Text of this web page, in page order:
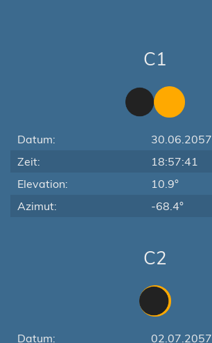
C1
Datum:
30.06.2057
Zeit:
18:57:41
Elevation:
10.9°
Azimut:
-68.4°
C2
Datum: 02.07.2057